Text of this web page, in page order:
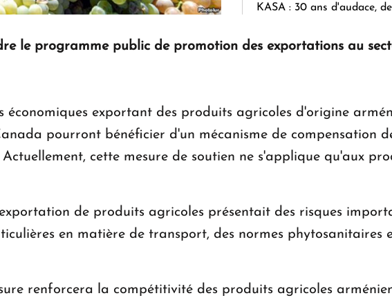
KASA : 30 ans d'audace,
le programme public de promotion des exportations au
exportant des produits agricoles d'origine
pourront bénéficier d'un mécanisme de compensation
cette mesure de soutien ne s'applique qu'aux
de produits agricoles présentait des risques
en matière de transport, des normes phytosanitaires
renforcera la compétitivité des produits agricoles